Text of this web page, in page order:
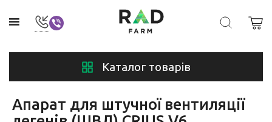
Каталог товарів
Апарат для штучної вентиляції